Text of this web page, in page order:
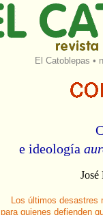
El Catoblepas •
e ideología
José
Los últimos desastres
para quienes defienden